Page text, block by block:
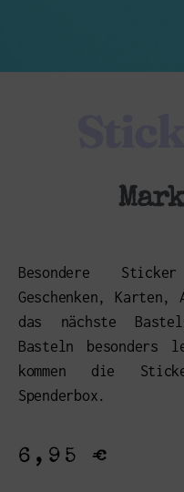
Besondere
Geschenken,
das nächste
Basteln besonders
kommen die
Spenderbox.
6,95 €